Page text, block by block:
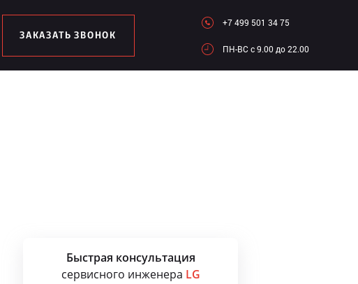
ЗАКАЗАТЬ ЗВОНОК
+7 499 501 34 75
ПН-ВC c 9.00 до 22.00
Быстрая консультация
сервисного инженера LG